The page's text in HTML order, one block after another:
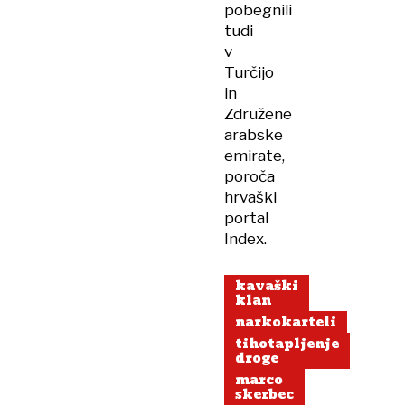
pobegnili
tudi
v
Turčijo
in
Združene
arabske
emirate,
poroča
hrvaški
portal
Index.
kavaški
klan
narkokarteli
tihotapljenje
droge
marco
skerbec